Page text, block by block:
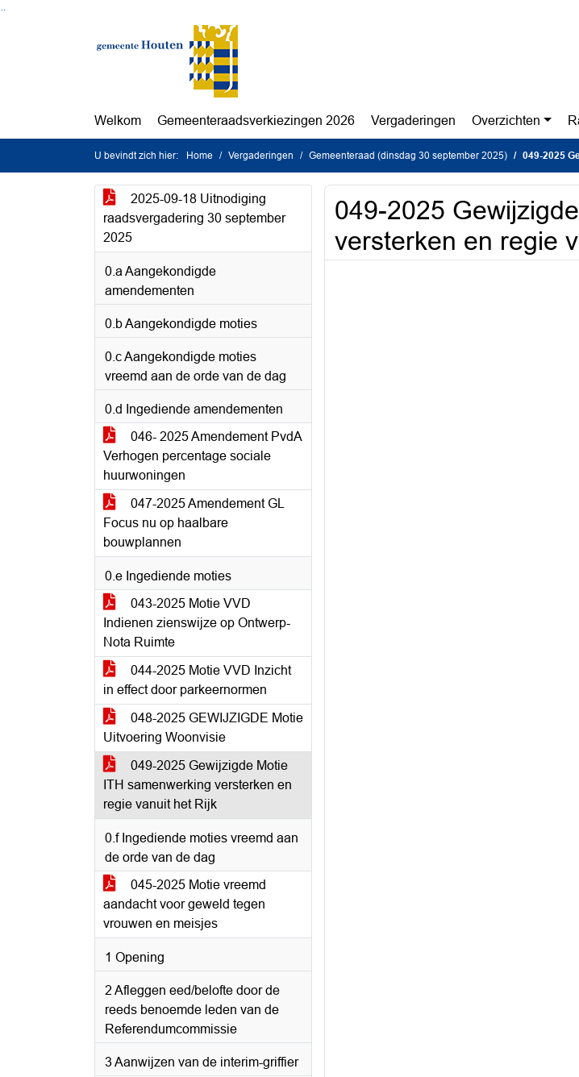
Welkom Gemeenteraadsverkiezingen 2026 Vergaderingen Overzichten
U bevindt zich hier: Home Vergaderingen Gemeenteraad (dinsdag 30 september 2025) 049-2025
2025-09-18 Uitnodiging
raadsvergadering 30 september
2025
0.a Aangekondigde
amendementen
0.b Aangekondigde moties
0.c Aangekondigde moties
vreemd aan de orde van de dag
0.d Ingediende amendementen
046- 2025 Amendement PvdA
Verhogen percentage sociale
huurwoningen
047-2025 Amendement GL
Focus nu op haalbare
bouwplannen
0.e Ingediende moties
043-2025 Motie VVD
Indienen zienswijze op Ontwerp-
Nota Ruimte
044-2025 Motie VVD Inzicht
in effect door parkeernormen
048-2025 GEWIJZIGDE Motie
Uitvoering Woonvisie
049-2025 Gewijzigde Motie
ITH samenwerking versterken en
regie vanuit het Rijk
0.f Ingediende moties vreemd aan
de orde van de dag
045-2025 Motie vreemd
aandacht voor geweld tegen
vrouwen en meisjes
1 Opening
2 Afleggen eed/belofte door de
reeds benoemde leden van de
Referendumcommissie
3 Aanwijzen van de interim-griffier
049-2025
versterken en regie